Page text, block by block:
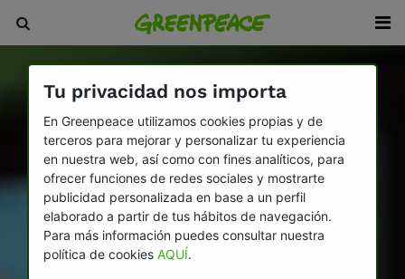
Tu privacidad nos importa
En Greenpeace utilizamos cookies propias y de
terceros para mejorar y personalizar tu experiencia
en nuestra web, así como con fines analíticos, para
ofrecer funciones de redes sociales y mostrarte
publicidad personalizada en base a un perfil
elaborado a partir de tus hábitos de navegación.
Para más información puedes consultar nuestra
política de cookies AQUÍ.